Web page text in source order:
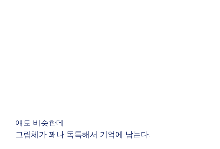
얘도 비슷한데
그림체가 꽤나 독특해서 기억에 남는다.